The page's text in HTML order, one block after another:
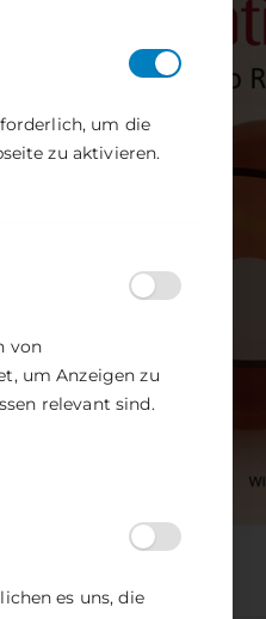
DOWNLOADS
um die
zu aktivieren.
von
um Anzeigen zu
relevant sind.
es uns, die